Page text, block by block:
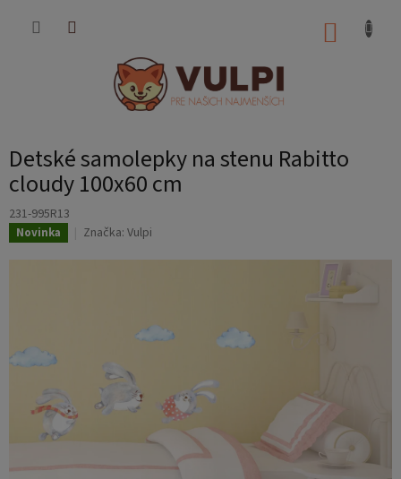
Detské samolepky na stenu Rabitto
cloudy 100x60 cm
231-995R13
Novinka Značka: Vulpi